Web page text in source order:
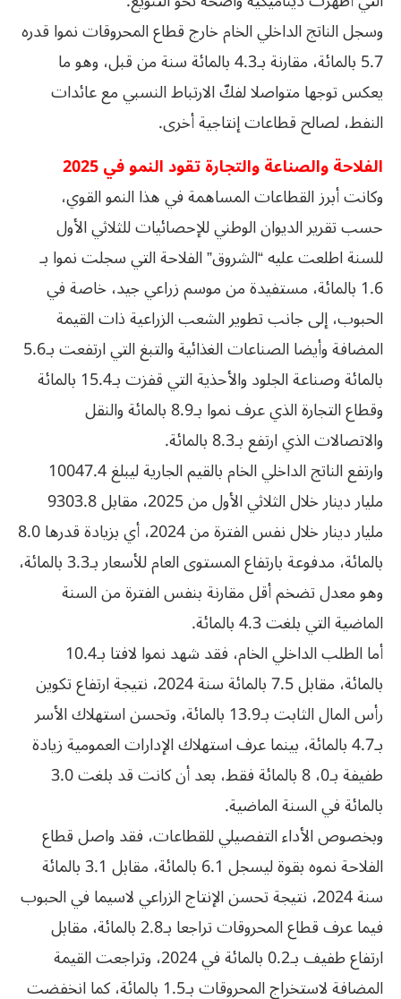
وسجل الناتج الداخلي الخام خارج قطاع المحروقات نموا قدره
5.7 بالمائة، مقارنة بـ4.3 بالمائة سنة من قبل، وهو ما
يعكس توجها متواصلا لفكّ الارتباط النسبي مع عائدات
النفط، لصالح قطاعات إنتاجية أخرى.
الفلاحة والصناعة والتجارة تقود النمو في 2025
وكانت أبرز القطاعات المساهمة في هذا النمو القوي،
حسب تقرير الديوان الوطني للإحصائيات للثلاثي الأول
للسنة اطلعت عليه “الشروق” الفلاحة التي سجلت نموا بـ
1.6 بالمائة، مستفيدة من موسم زراعي جيد، خاصة في
الحبوب، إلى جانب تطوير الشعب الزراعية ذات القيمة
المضافة وأيضا الصناعات الغذائية والتبغ التي ارتفعت بـ5.6
بالمائة وصناعة الجلود والأحذية التي قفزت بـ15.4 بالمائة
وقطاع التجارة الذي عرف نموا بـ8.9 بالمائة والنقل
والاتصالات الذي ارتفع بـ8.3 بالمائة.
وارتفع الناتج الداخلي الخام بالقيم الجارية ليبلغ 10047.4
مليار دينار خلال الثلاثي الأول من 2025، مقابل 9303.8
مليار دينار خلال نفس الفترة من 2024، أي بزيادة قدرها 8.0
بالمائة، مدفوعة بارتفاع المستوى العام للأسعار بـ3.3 بالمائة،
وهو معدل تضخم أقل مقارنة بنفس الفترة من السنة
الماضية التي بلغت 4.3 بالمائة.
أما الطلب الداخلي الخام، فقد شهد نموا لافتا بـ10.4
بالمائة، مقابل 7.5 بالمائة سنة 2024، نتيجة ارتفاع تكوين
رأس المال الثابت بـ13.9 بالمائة، وتحسن استهلاك الأسر
بـ4.7 بالمائة، بينما عرف استهلاك الإدارات العمومية زيادة
طفيفة بـ0، 8 بالمائة فقط، بعد أن كانت قد بلغت 3.0
بالمائة في السنة الماضية.
وبخصوص الأداء التفصيلي للقطاعات، فقد واصل قطاع
الفلاحة نموه بقوة ليسجل 6.1 بالمائة، مقابل 3.1 بالمائة
سنة 2024، نتيجة تحسن الإنتاج الزراعي لاسيما في الحبوب
فيما عرف قطاع المحروقات تراجعا بـ2.8 بالمائة، مقابل
ارتفاع طفيف بـ0.2 بالمائة في 2024، وتراجعت القيمة
المضافة لاستخراج المحروقات بـ1.5 بالمائة، كما انخفضت